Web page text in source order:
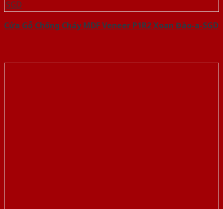
Cửa Gỗ Chống Cháy MDF Veneer P1R2 Xoan Đào-a-SGD